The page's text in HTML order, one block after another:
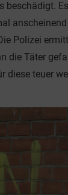
beschädigt.
Polizei
die Täter
diese teuer